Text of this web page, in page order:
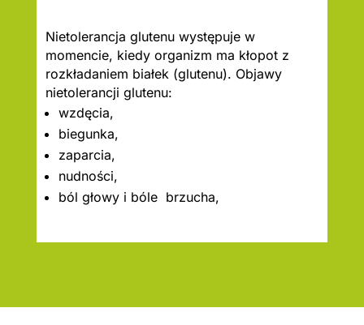
Nietolerancja glutenu występuje w
momencie, kiedy organizm ma kłopot z
rozkładaniem białek (glutenu). Objawy
nietolerancji glutenu:
wzdęcia,
biegunka,
zaparcia,
nudności,
ból głowy i bóle brzucha,